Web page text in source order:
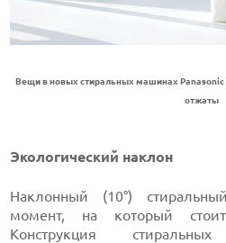
Вещи в новых стиральных машинах
отжаты
Экологический наклон
Наклонный (10°)
момент, на который
Конструкция